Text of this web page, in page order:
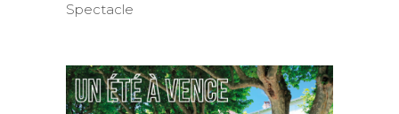
Spectacle